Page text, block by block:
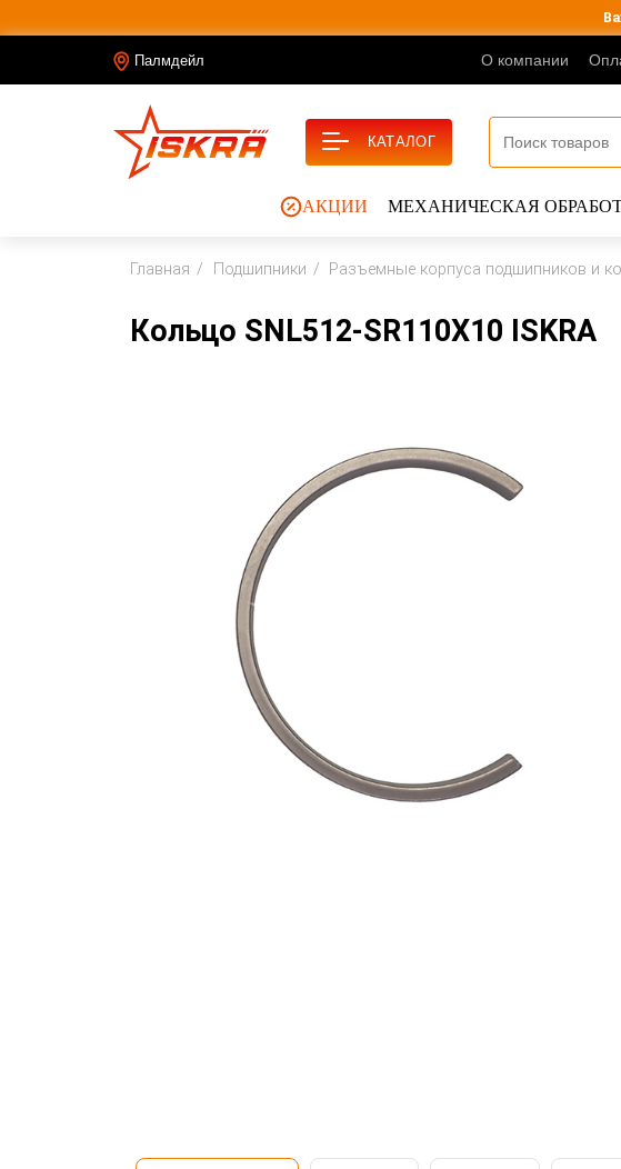
Палмдейл О компании
АКЦИИ МЕХАНИЧЕСКАЯ
КАТАЛОГ
Главная Подшипники Разъемные корпуса подшипников и
Кольцо SNL512-SR110X10 ISKRA